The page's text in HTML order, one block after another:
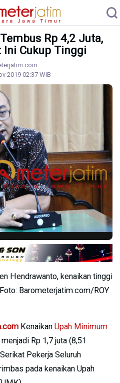
Rp 4,2 Juta,
Cukup Tinggi
2019 02:37 WIB
Hendrawanto, kenaikan tinggi
Barometerjatim.com/ROY
Kenaikan Upah Minimum
Rp 1,7 juta (8,51
Pekerja Seluruh
pada kenaikan Upah